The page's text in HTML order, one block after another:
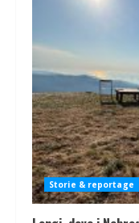
Storie & reportage